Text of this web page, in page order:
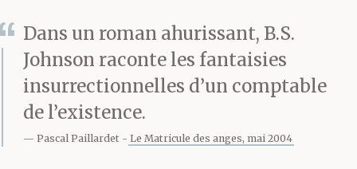
d’être satisfaite de ce
dont je me suis acquitté.
J’ai pris soin de toi sans
te dorloter, je t’ai
alimenté avec
Dans un roman ahurissant, B.S.
Johnson raconte les fantaisies
insurrectionnelles d’un comptable
de l’existence.
Pascal Paillardet Le Matricule des anges, mai 2004